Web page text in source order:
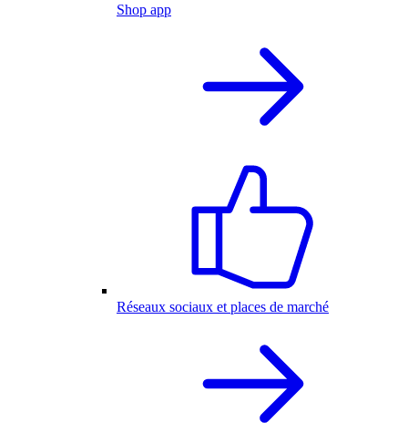
Shop app
Réseaux sociaux et places de marché